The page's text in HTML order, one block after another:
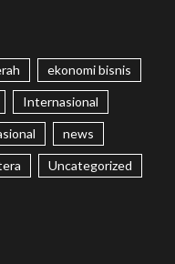
ekonomi bisnis
Internasional
news
Uncategorized